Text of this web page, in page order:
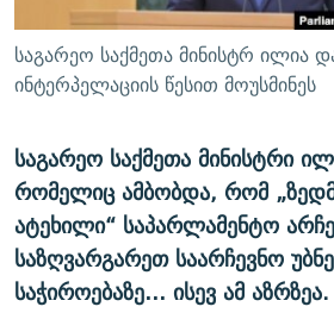
ᲐᲒᲕᲘᲡᲢᲝᲡ ᲝᲛᲘ
ПРИВЕТ ᲙᲣᲚᲢᲣᲠᲐ
საგარეო საქმეთა მინისტრ ილია
ინტერპელაციის წესით მოუსმინეს
საგარეო საქმეთა მინისტრი
რომელიც ამბობდა, რომ
ატეხილი“ საპარლამენტო
საზღვარგარეთ საარჩევნო
საჭიროებაზე… ისევ ამ აზრზეა.